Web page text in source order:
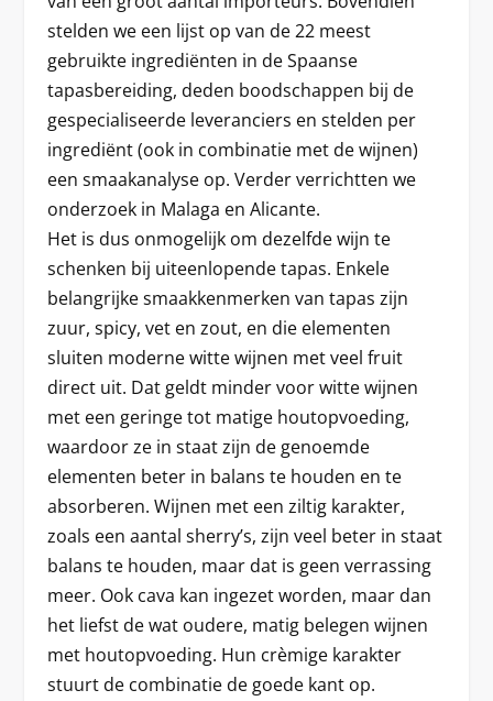
stelden we een lijst op van de 22 meest
gebruikte ingrediënten in de Spaanse
tapasbereiding, deden boodschappen bij de
gespecialiseerde leveranciers en stelden per
ingrediënt (ook in combinatie met de wijnen)
een smaakanalyse op. Verder verrichtten we
onderzoek in Malaga en Alicante.
Het is dus onmogelijk om dezelfde wijn te
schenken bij uiteenlopende tapas. Enkele
belangrijke smaakkenmerken van tapas zijn
zuur, spicy, vet en zout, en die elementen
sluiten moderne witte wijnen met veel fruit
direct uit. Dat geldt minder voor witte wijnen
met een geringe tot matige houtopvoeding,
waardoor ze in staat zijn de genoemde
elementen beter in balans te houden en te
absorberen. Wijnen met een ziltig karakter,
zoals een aantal sherry’s, zijn veel beter in staat
balans te houden, maar dat is geen verrassing
meer. Ook cava kan ingezet worden, maar dan
het liefst de wat oudere, matig belegen wijnen
met houtopvoeding. Hun crèmige karakter
stuurt de combinatie de goede kant op.